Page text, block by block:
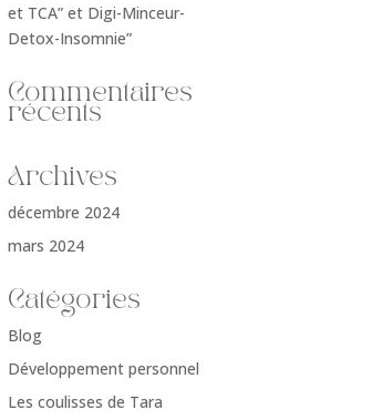
et TCA” et Digi-Minceur-
Detox-Insomnie”
Commentaires
récents
Archives
décembre 2024
mars 2024
Catégories
Blog
Développement personnel
Les coulisses de Tara